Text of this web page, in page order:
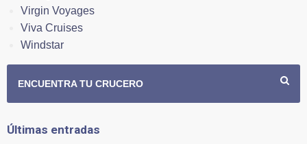
Virgin Voyages
Viva Cruises
Windstar
ENCUENTRA TU CRUCERO
Últimas entradas